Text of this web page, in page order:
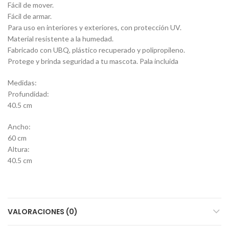
Fácil de mover.
Fácil de armar.
Para uso en interiores y exteriores, con protección UV.
Material resistente a la humedad.
Fabricado con UBQ, plástico recuperado y polipropileno.
Protege y brinda seguridad a tu mascota. Pala incluida
Medidas:
Profundidad:
40.5 cm
Ancho:
60 cm
Altura:
40.5 cm
VALORACIONES (0)